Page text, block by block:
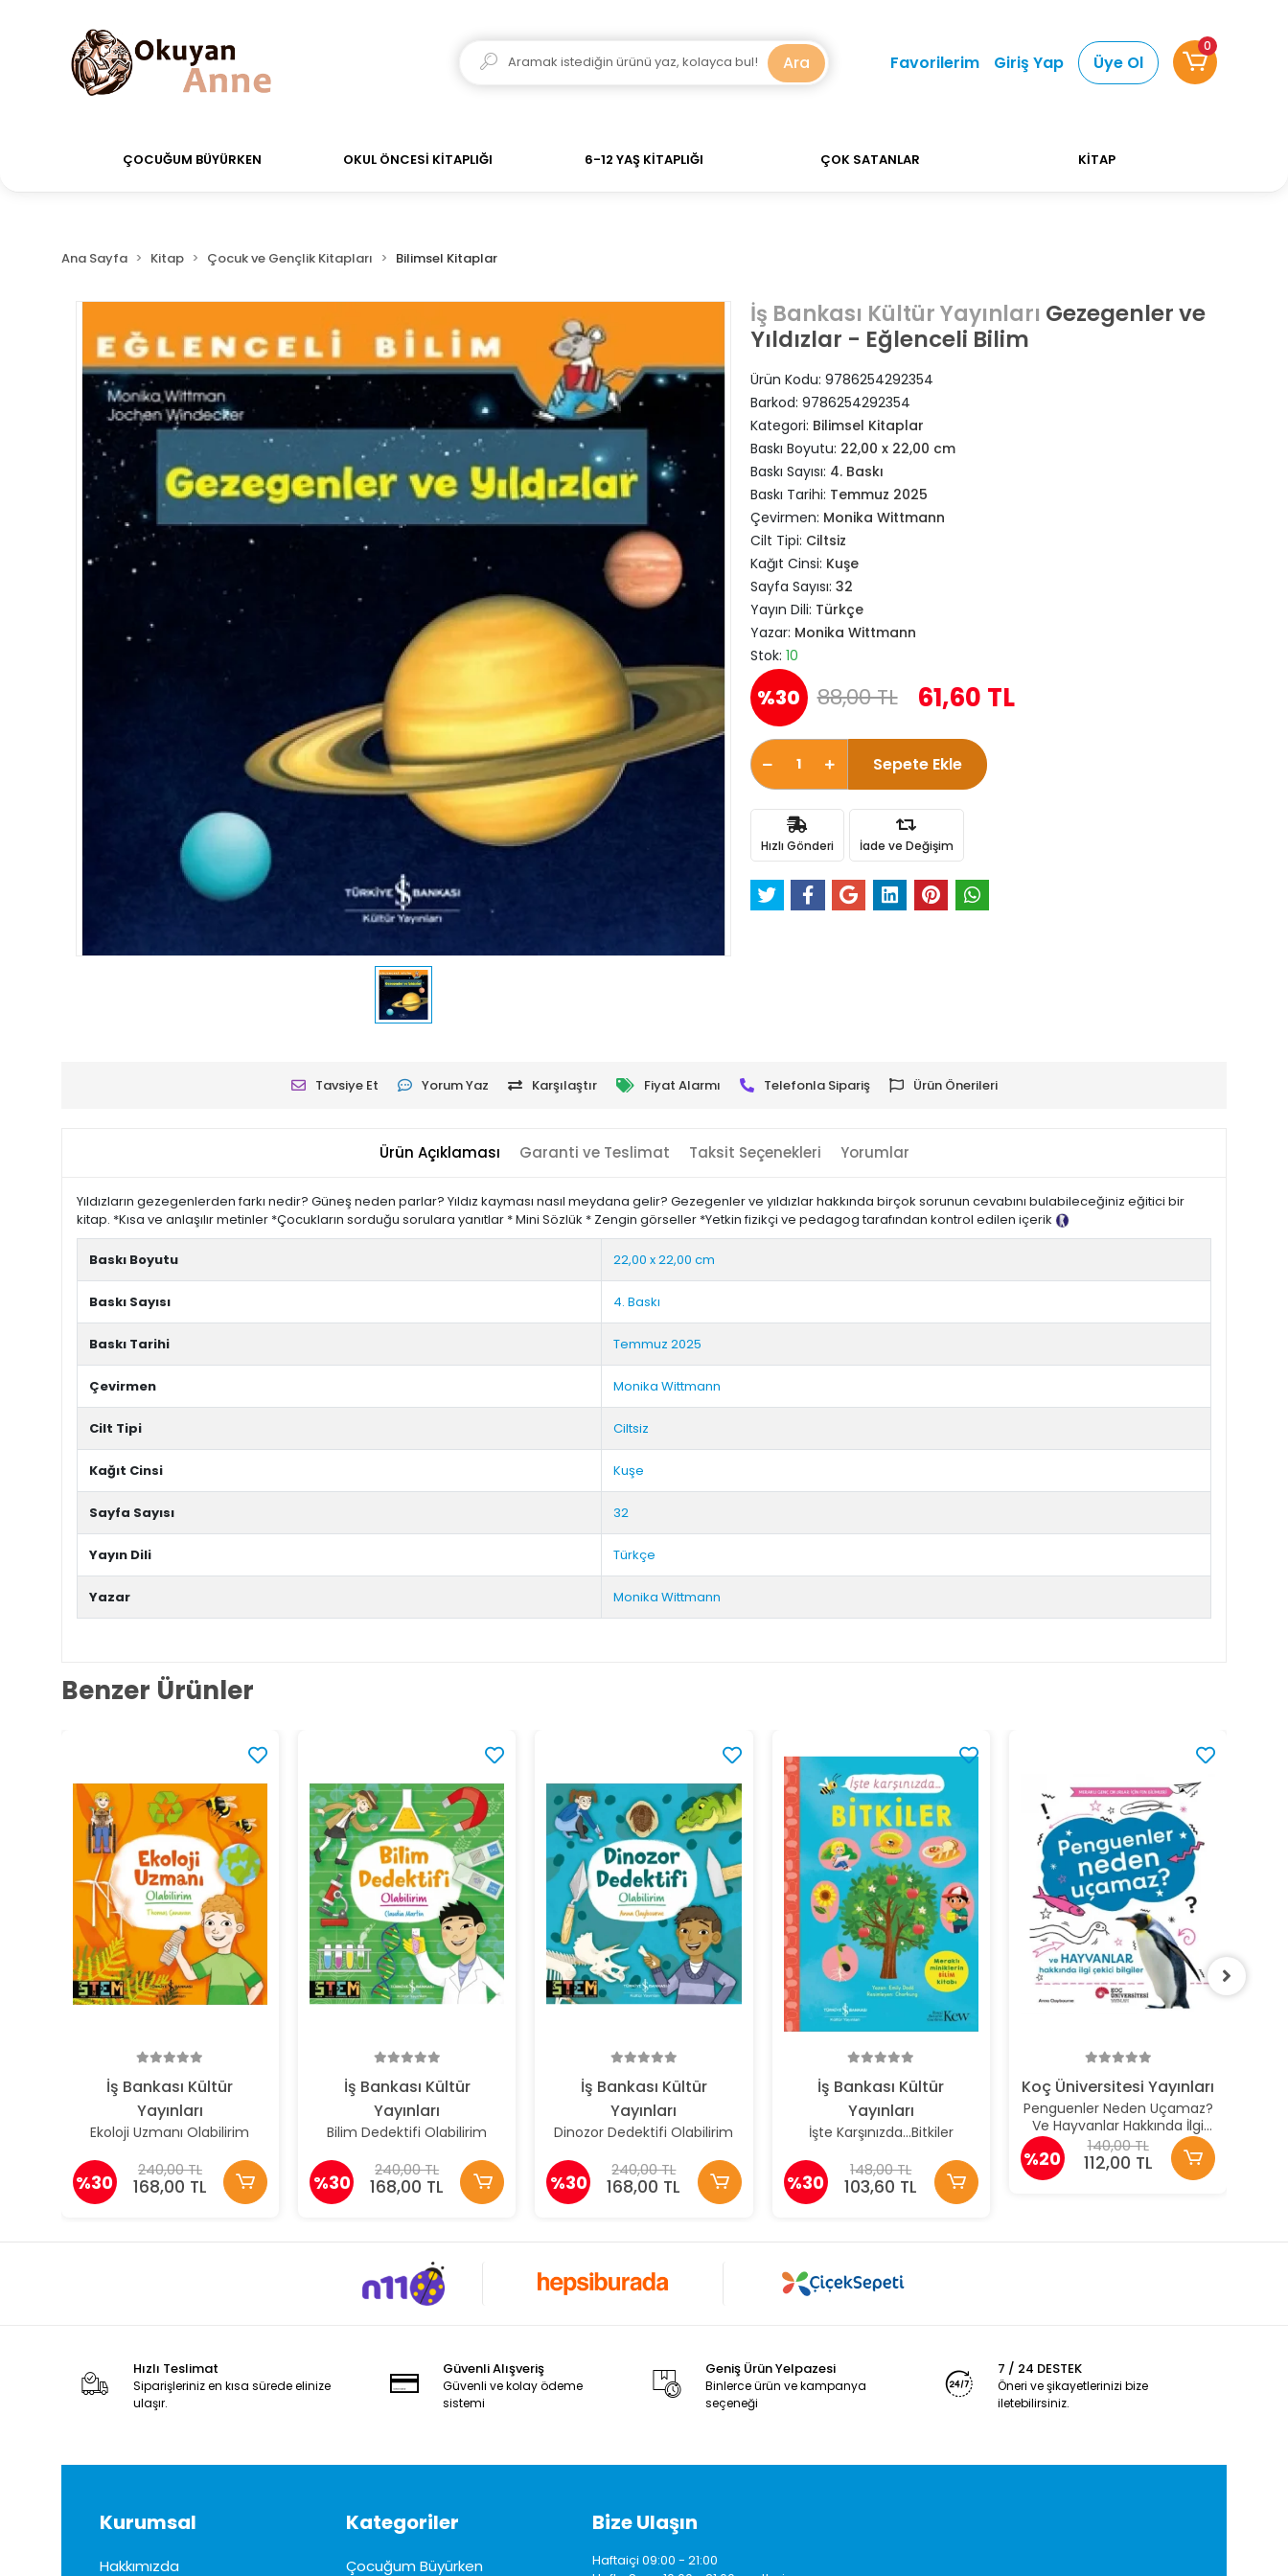
siparişler Aynı Gün Kargo! Saat 11:00'a kadar verdiğiniz siparişler Aynı Gün Kargo! 700 TL Üzeri Alışverişlerinizde Kargo Ücretsiz! Bizi tercih
Ara Favorilerim Giriş Yap Üye Ol
0
ÇOCUĞUM BÜYÜRKEN OKUL ÖNCESİ KİTAPLIĞI 6-12 YAŞ KİTAPLIĞI ÇOK SATANLAR KİTAP
Ana Sayfa Kitap Çocuk ve Gençlik Kitapları Bilimsel Kitaplar
İş Bankası Kültür Yayınları Gezegenler ve
Yıldızlar - Eğlenceli Bilim
Ürün Kodu: 9786254292354
Barkod: 9786254292354
Kategori: Bilimsel Kitaplar
Baskı Boyutu: 22,00 x 22,00 cm
Baskı Sayısı: 4. Baskı
Baskı Tarihi: Temmuz 2025
Çevirmen: Monika Wittmann
Cilt Tipi: Ciltsiz
Kağıt Cinsi: Kuşe
Sayfa Sayısı: 32
Yayın Dili: Türkçe
Yazar: Monika Wittmann
Stok: 10
%30 88,00 TL 61,60 TL
Sepete Ekle
Hızlı Gönderi İade ve Değişim
Tavsiye Et Yorum Yaz Karşılaştır Fiyat Alarmı Telefonla Sipariş Ürün Önerileri
Ürün Açıklaması Garanti ve Teslimat Taksit Seçenekleri Yorumlar
Yıldızların gezegenlerden farkı nedir? Güneş neden parlar? Yıldız kayması nasıl meydana gelir? Gezegenler ve yıldızlar hakkında birçok sorunun cevabını bulabileceğiniz eğitici bir
kitap. *Kısa ve anlaşılır metinler *Çocukların sorduğu sorulara yanıtlar * Mini Sözlük * Zengin görseller *Yetkin fizikçi ve pedagog tarafından kontrol edilen içerik
Tanıtım Metni
Baskı Boyutu 22,00 x 22,00 cm
Baskı Sayısı 4. Baskı
Baskı Tarihi Temmuz 2025
Çevirmen Monika Wittmann
Cilt Tipi Ciltsiz
Kağıt Cinsi Kuşe
Sayfa Sayısı 32
Yayın Dili Türkçe
Yazar Monika Wittmann
Benzer Ürünler
İş Bankası Kültür
Yayınları
Ekoloji Uzmanı Olabilirim
%30
240,00 TL
168,00 TL
İş Bankası Kültür
Yayınları
Bilim Dedektifi Olabilirim
%30
240,00 TL
168,00 TL
İş Bankası Kültür
Yayınları
Dinozor Dedektifi Olabilirim
%30
240,00 TL
168,00 TL
İş Bankası Kültür
Yayınları
İşte Karşınızda...Bitkiler
%30
148,00 TL
103,60 TL
Koç Üniversitesi Yayınları
Penguenler Neden Uçamaz?
Ve Hayvanlar Hakkında İlgi
Çekici Bilgiler / Meraklı Genç
Okurlar İçin Fen Bilimleri
%20
140,00 TL
112,00 TL
Hızlı Teslimat
Siparişleriniz en kısa sürede elinize
ulaşır.
Güvenli Alışveriş
Güvenli ve kolay ödeme
sistemi
Geniş Ürün Yelpazesi
Binlerce ürün ve kampanya
seçeneği
7 / 24 DESTEK
Öneri ve şikayetlerinizi bize
iletebilirsiniz.
Kurumsal
Hakkımızda
Kategoriler
Çocuğum Büyürken
Bize Ulaşın
Haftaiçi 09:00 - 21:00